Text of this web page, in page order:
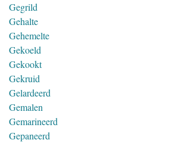
Gegrild
Gehalte
Gehemelte
Gekoeld
Gekookt
Gekruid
Gelardeerd
Gemalen
Gemarineerd
Gepaneerd